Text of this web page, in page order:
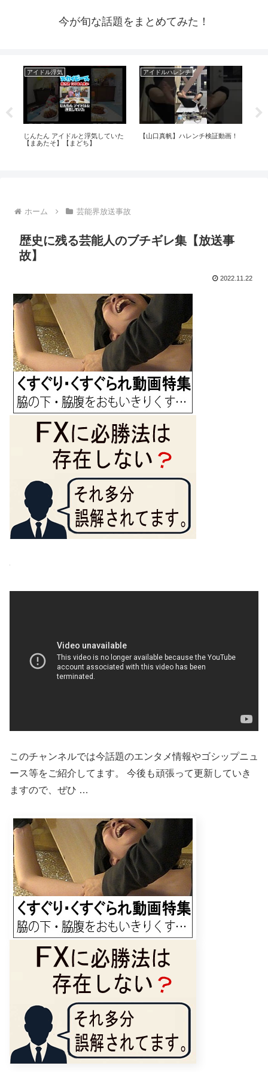
今が旬な話題をまとめてみた！
アイドル浮気
じんたん アイドルと浮気していた
【まあたそ】【まどち】
アイドルハレンチ
【山口真帆】ハレンチ検証動画！
ホーム 芸能界放送事故
歴史に残る芸能人のブチギレ集【放送事
故】
2022.11.22
このチャンネルでは今話題のエンタメ情報やゴシップニュ
ース等をご紹介してます。 今後も頑張って更新していき
ますので、ぜひ …